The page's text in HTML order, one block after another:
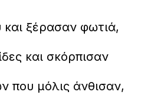
ξέρασαν φωτιά,
και σκόρπισαν
που μόλις άνθισαν,